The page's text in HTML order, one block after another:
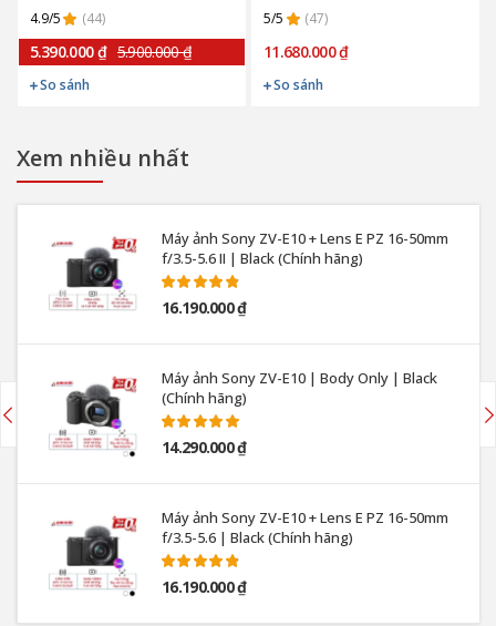
4.9/5 (44)
5.390.000 ₫ 5.900.000 ₫
So sánh
5/5 (47)
11.680.000 ₫
So sánh
Xem nhiều nhất
Máy ảnh Sony ZV-E10 + Lens E PZ 16-50mm
f/3.5-5.6 II | Black (Chính hãng)
16.190.000 ₫
Máy ảnh Sony ZV-E10 | Body Only | Black
(Chính hãng)
14.290.000 ₫
Máy ảnh Sony ZV-E10 + Lens E PZ 16-50mm
f/3.5-5.6 | Black (Chính hãng)
16.190.000 ₫